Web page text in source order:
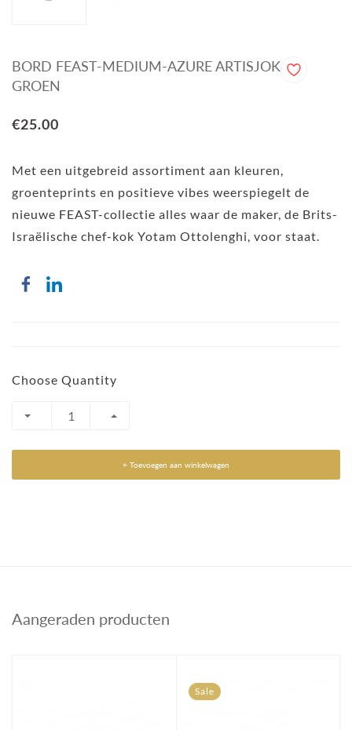
BORD FEAST-MEDIUM-AZURE ARTISJOK
GROEN
€25.00
Met een uitgebreid assortiment aan kleuren,
groenteprints en positieve vibes weerspiegelt de
nieuwe FEAST-collectie alles waar de maker, de Brits-
Israëlische chef-kok Yotam Ottolenghi, voor staat.
Choose Quantity
+ Toevoegen aan winkelwagen
Aangeraden producten
Sale